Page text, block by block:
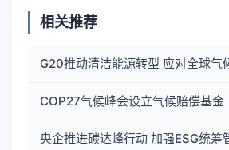
相关推荐
G20推动清洁能源转型 应对全球气
COP27气候峰会设立气候赔偿基金
央企推进碳达峰行动 加强ESG统筹